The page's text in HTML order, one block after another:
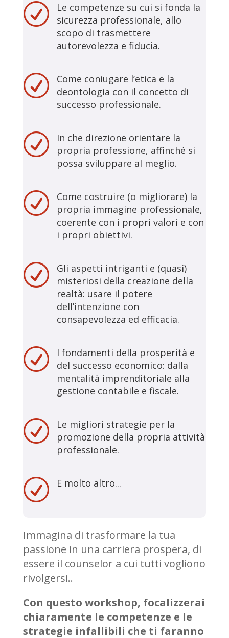
R
Le competenze su cui si fonda la
sicurezza professionale, allo
scopo di trasmettere
autorevolezza e fiducia.
R
Come coniugare l’etica e la
deontologia con il concetto di
successo professionale.
R
In che direzione orientare la
propria professione, affinché si
possa sviluppare al meglio.
R
Come costruire (o migliorare) la
propria immagine professionale,
coerente con i propri valori e con
i propri obiettivi.
R
Gli aspetti intriganti e (quasi)
misteriosi della creazione della
realtà: usare il potere
dell’intenzione con
consapevolezza ed efficacia.
R
I fondamenti della prosperità e
del successo economico: dalla
mentalità imprenditoriale alla
gestione contabile e fiscale.
R
Le migliori strategie per la
promozione della propria attività
professionale.
R E molto altro...
Immagina di trasformare la tua
passione in una carriera prospera, di
essere il counselor a cui tutti vogliono
rivolgersi..
Con questo workshop, focalizzerai
chiaramente le competenze e le
strategie infallibili che ti faranno